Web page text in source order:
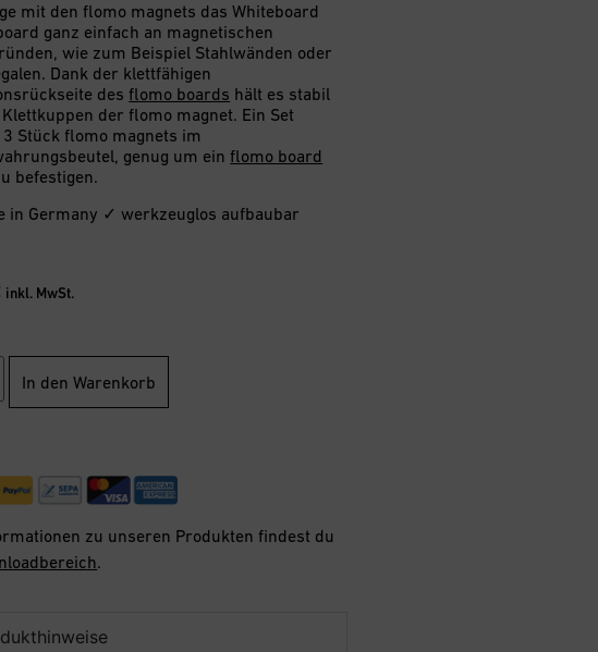
mit den flomo magnets das Whiteboard
ganz einfach an magnetischen
wie zum Beispiel Stahlwänden oder
Dank der klettfähigen
desflomo boards hält es stabil
der flomo magnet. Ein Set
Stück flomo magnets im
genug um einflomo board
befestigen.
in Germany ✓ werkzeuglos aufbaubar
inkl. MwSt.
In den Warenkorb
zu unseren Produkten findest du
.